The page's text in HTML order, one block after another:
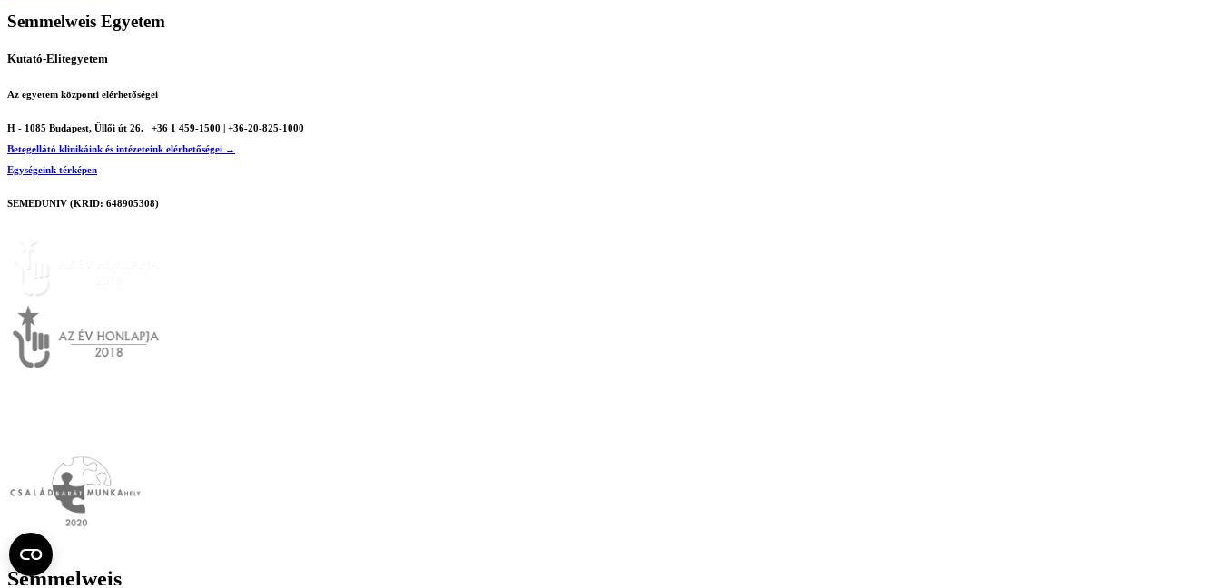
Semmelweis Egyetem
Kutató-Elitegyetem
Az egyetem központi elérhetőségei
H - 1085 Budapest, Üllői út 26.
+36 1 459-1500 | +36-20-825-1000
Betegellátó klinikáink és intézeteink elérhetőségei →
Egységeink térképen
SEMEDUNIV (KRID: 648905308)
Semmelweis